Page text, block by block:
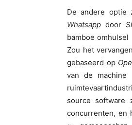
De andere optie
Whatsapp door
bamboe
Zou het
gebaseerd op
van de
source software
concurrenten, en